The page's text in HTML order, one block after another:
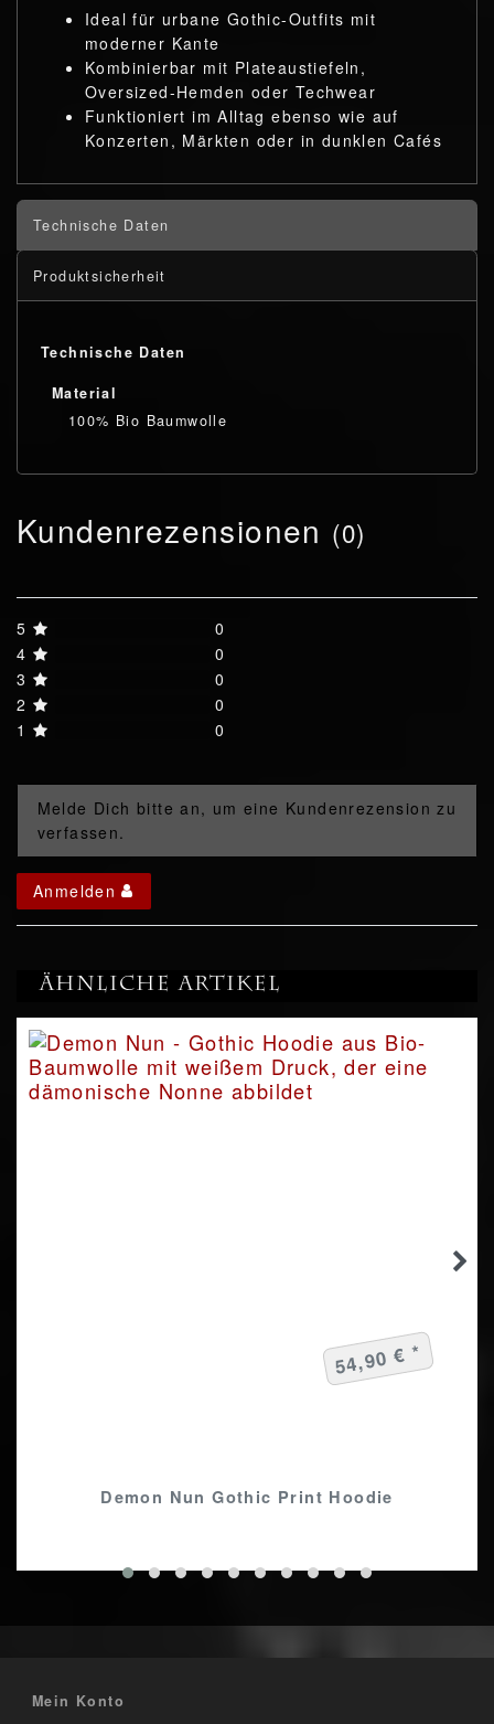
Ideal für urbane Gothic-Outfits mit
moderner Kante
Kombinierbar mit Plateaustiefeln,
Oversized-Hemden oder Techwear
Funktioniert im Alltag ebenso wie auf
Konzerten, Märkten oder in dunklen Cafés
Technische Daten
Produktsicherheit
Technische Daten
Material
100% Bio Baumwolle
Kundenrezensionen (0)
5
0
4
0
3
0
2
0
1
0
Melde Dich bitte an, um eine Kundenrezension zu
verfassen.
Anmelden
Ähnliche Artikel
Demon Nun Gothic Print Hoodie
54,90 € *
Mein Konto